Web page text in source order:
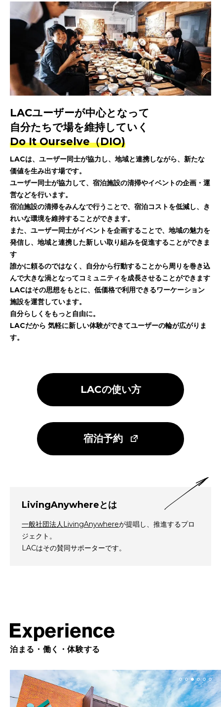
LACユーザーが中心となって
自分たちで場を維持していく
Do It Ourselve（DIO)
LACは、ユーザー同士が協力し、地域と連携しながら、新たな
価値を生み出す場です。
ユーザー同士が協力して、宿泊施設の清掃やイベントの企画・運
営などを行います。
宿泊施設の清掃をみんなで行うことで、宿泊コストを低減し、き
れいな環境を維持することができます。
また、ユーザー同士がイベントを企画することで、地域の魅力を
発信し、地域と連携した新しい取り組みを促進することができま
す
誰かに頼るのではなく、自分から行動することから周りを巻き込
んで大きな渦となってコミュニティを成長させることができます
LACはその思想をもとに、低価格で利用できるワーケーション
施設を運営しています。
自分らしくをもっと自由に。
LACだから 気軽に新しい体験ができてユーザーの輪が広がりま
す。
LACの使い方
宿泊予約
LivingAnywhereとは
一般社団法人LivingAnywhereが提唱し、推進するプロ
ジェクト。
LACはその賛同サポーターです。
泊まる・働く・体験する